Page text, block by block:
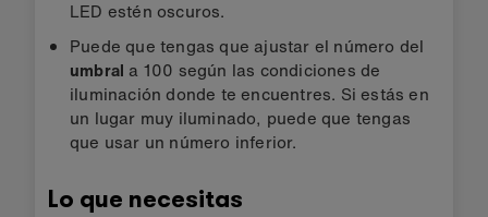
LED estén oscuros.
Puede que tengas que ajustar el número del
umbral a 100 según las condiciones de
iluminación donde te encuentres. Si estás en
un lugar muy iluminado, puede que tengas
que usar un número inferior.
Lo que necesitas